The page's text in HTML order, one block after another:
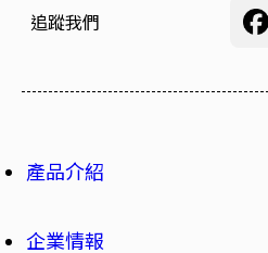
產品介紹
企業情報
追蹤我們